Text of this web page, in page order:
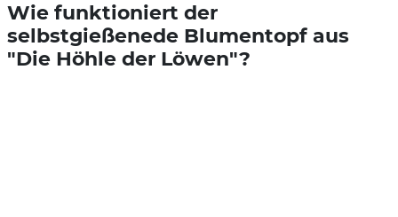
Wie funktioniert der
selbstgießenede Blumentopf aus
"Die Höhle der Löwen"?